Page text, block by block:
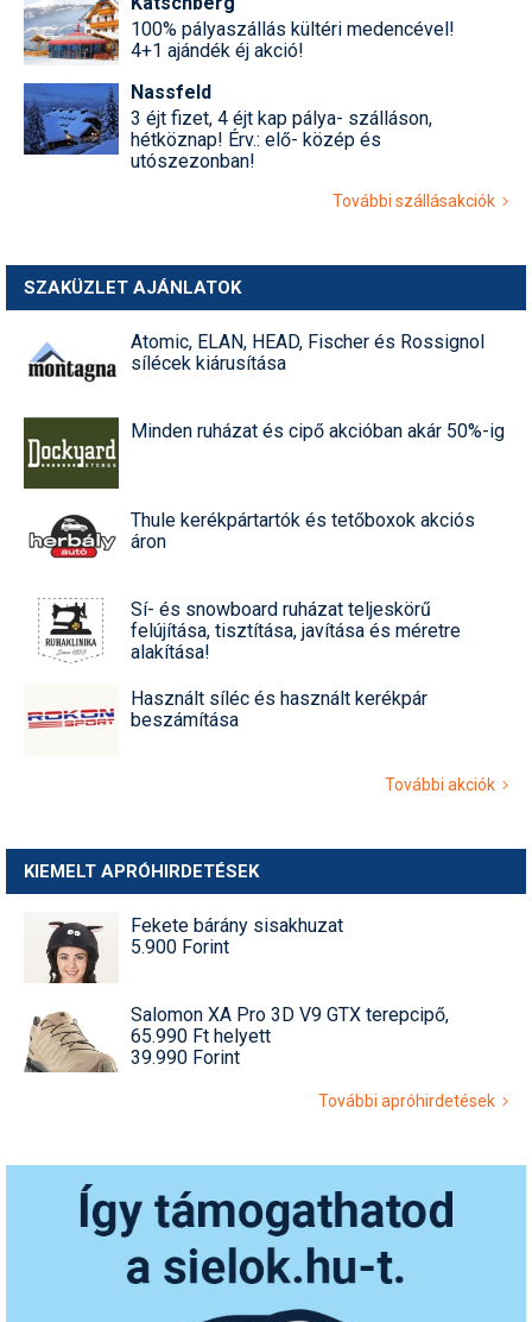
100% pályaszállás kültéri medencével!
4+1 ajándék éj akció!
Nassfeld
3 éjt fizet, 4 éjt kap pálya- szálláson,
hétköznap! Érv.: elő- közép és
utószezonban!
További szállásakciók
SZAKÜZLET AJÁNLATOK
Atomic, ELAN, HEAD, Fischer és Rossignol
sílécek kiárusítása
Minden ruházat és cipő akcióban akár 50%-ig
Thule kerékpártartók és tetőboxok akciós
áron
Sí- és snowboard ruházat teljeskörű
felújítása, tisztítása, javítása és méretre
alakítása!
Használt síléc és használt kerékpár
beszámítása
További akciók
KIEMELT APRÓHIRDETÉSEK
Fekete bárány sisakhuzat
5.900 Forint
Salomon XA Pro 3D V9 GTX terepcipő,
65.990 Ft helyett
39.990 Forint
További apróhirdetések